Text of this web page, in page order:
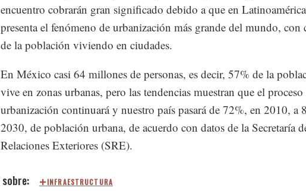
encuentro cobrarán gran significado debido a que en
presenta el fenómeno de urbanización más grande del mundo, con
de la población viviendo en ciudades.
En México casi 64 millones de personas, es decir, 57% de la
vive en zonas urbanas, pero las tendencias muestran que el proceso
urbanización continuará y nuestro país pasará de 72%, en 2010, a
2030, de población urbana, de acuerdo con datos de la Secretaría
Relaciones Exteriores (SRE).
INFRAESTRUCTURA